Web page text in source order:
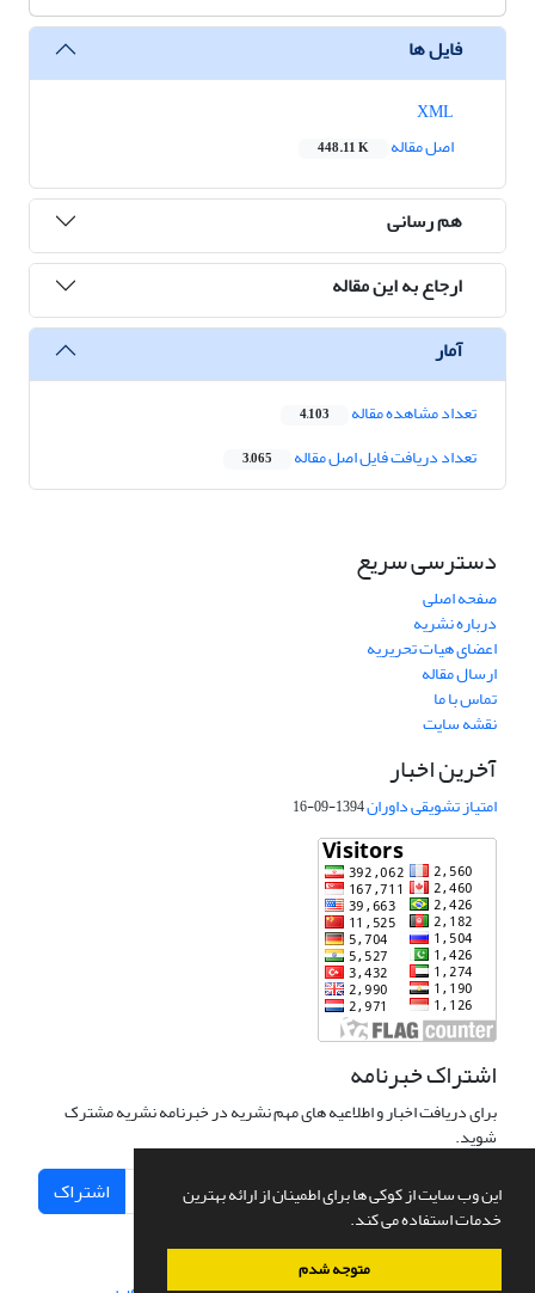
این وب سایت از کوکی ها برای اطمینان از ارائه بهترین
خدمات استفاده می کند.
متوجه شدم
فایل ها
اصل مقاله
448.11 K
هم رسانی
ارجاع به این مقاله
آمار
تعداد مشاهده مقاله 4,103
تعداد دریافت فایل اصل مقاله 3,065
دسترسی سریع
صفحه اصلی
درباره نشریه
اعضای هیات تحریریه
ارسال مقاله
تماس با ما
نقشه سایت
آخرین اخبار
امتیاز تشویقی داوران1394-09-16
اشتراک خبرنامه
برای دریافت اخبار و اطلاعیه های مهم نشریه در خبرنامه نشریه مشترک
شوید.
اشتراک